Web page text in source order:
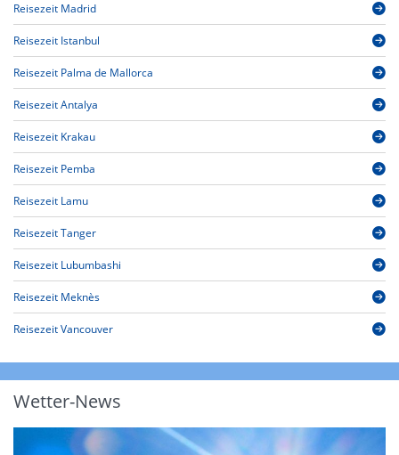
Reisezeit Madrid
Reisezeit Istanbul
Reisezeit Palma de Mallorca
Reisezeit Antalya
Reisezeit Krakau
Reisezeit Pemba
Reisezeit Lamu
Reisezeit Tanger
Reisezeit Lubumbashi
Reisezeit Meknès
Reisezeit Vancouver
Wetter-News